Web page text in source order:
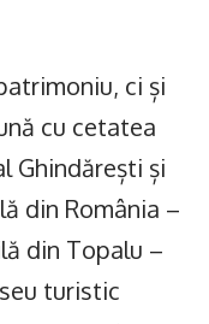
ci și
cu cetatea
Ghindărești și
din România –
din Topalu –
turistic